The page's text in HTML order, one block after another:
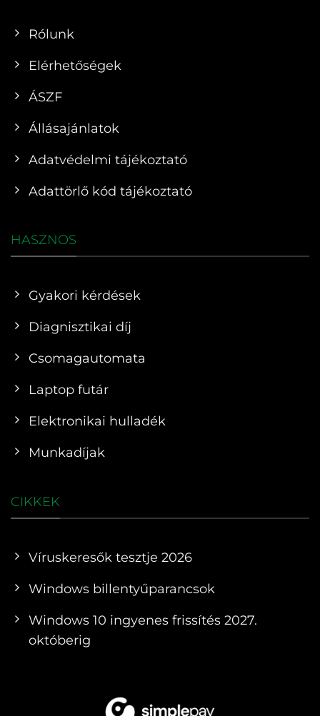
Rólunk
Elérhetőségek
ÁSZF
Állásajánlatok
Adatvédelmi tájékoztató
Adattörlő kód tájékoztató
HASZNOS
Gyakori kérdések
Diagnisztikai díj
Csomagautomata
Laptop futár
Elektronikai hulladék
Munkadíjak
CIKKEK
Víruskeresők tesztje 2026
Windows billentyűparancsok
Windows 10 ingyenes frissítés 2027.
októberig